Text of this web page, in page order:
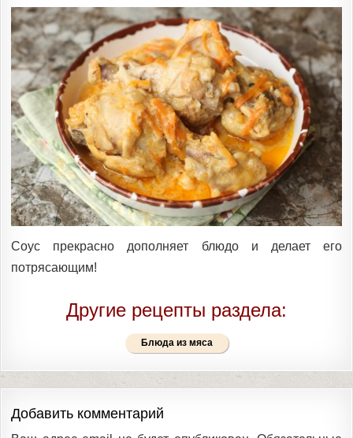
Соус прекрасно дополняет блюдо и делает его
потрясающим!
Другие рецепты раздела:
Блюда из мяса
Добавить комментарий